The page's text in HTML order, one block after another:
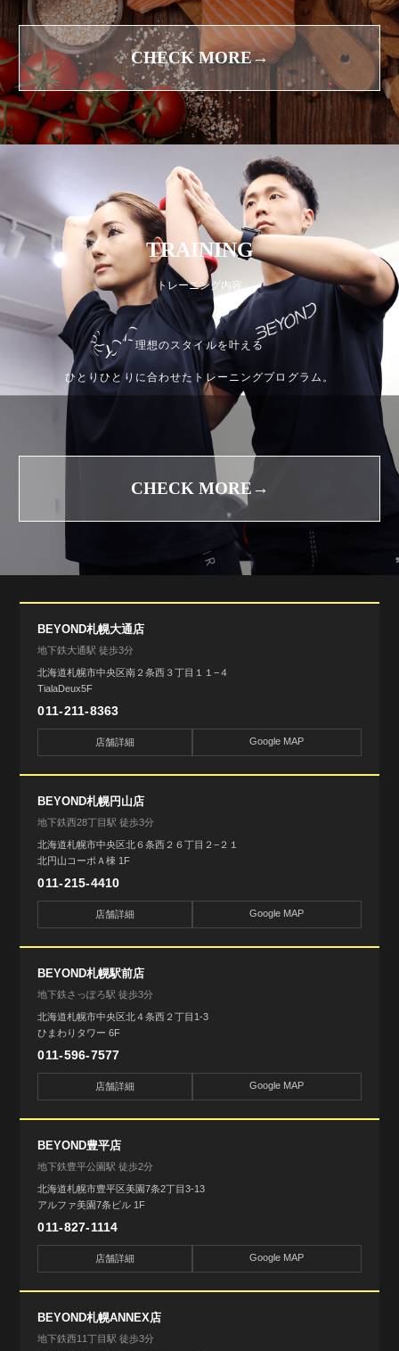
CHECK MORE→
TRAINING
トレーニング内容
理想のスタイルを叶える
ひとりひとりに合わせたトレーニングプログラム。
CHECK MORE→
BEYOND札幌大通店
地下鉄大通駅 徒歩3分
北海道札幌市中央区南２条西３丁目１１−４
TialaDeux5F
011-211-8363
店舗詳細 Google MAP
BEYOND札幌円山店
地下鉄西28丁目駅 徒歩3分
北海道札幌市中央区北６条西２６丁目２−２１
北円山コーポＡ棟 1F
011-215-4410
店舗詳細 Google MAP
BEYOND札幌駅前店
地下鉄さっぽろ駅 徒歩3分
北海道札幌市中央区北４条西２丁目1-3
ひまわりタワー 6F
011-596-7577
店舗詳細 Google MAP
BEYOND豊平店
地下鉄豊平公園駅 徒歩2分
北海道札幌市豊平区美園7条2丁目3-13
アルファ美園7条ビル 1F
011-827-1114
店舗詳細 Google MAP
BEYOND札幌ANNEX店
地下鉄西11丁目駅 徒歩3分